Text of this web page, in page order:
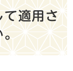
て適用さ
。